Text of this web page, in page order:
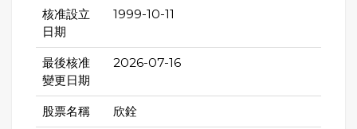
核准設立
日期
1999-10-11
最後核准
變更日期
2026-07-16
股票名稱 欣銓